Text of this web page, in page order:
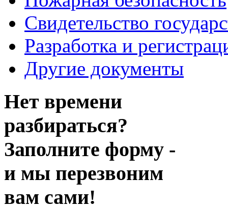
Свидетельство
Разработка и
Другие документы
Нет времени
разбираться?
Заполните форму -
и мы перезвоним
вам сами!